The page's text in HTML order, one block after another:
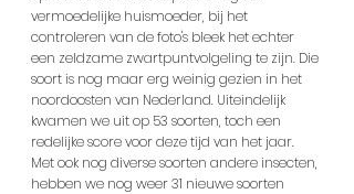
vermoedelijke huismoeder, bij het
controleren van de foto's bleek het echter
een zeldzame zwartpuntvolgeling te zijn. Die
soort is nog maar erg weinig gezien in het
noordoosten van Nederland. Uiteindelijk
kwamen we uit op 53 soorten, toch een
redelijke score voor deze tijd van het jaar.
Met ook nog diverse soorten andere insecten,
hebben we nog weer 31 nieuwe soorten